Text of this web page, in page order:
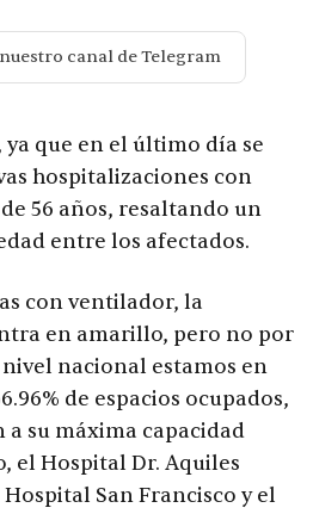
canal de Telegram
ya que en el último día se
hospitalizaciones con
56 años, resaltando un
entre los afectados.
con ventilador, la
en amarillo, pero no por
nivel nacional estamos en
de espacios ocupados,
su máxima capacidad
el Hospital Dr. Aquiles
Hospital San Francisco y el